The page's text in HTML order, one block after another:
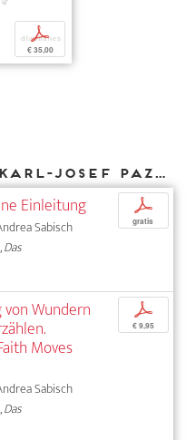
p
€ 35,00
Weitere Texte von Karl-Josef Pazzini bei DIAPHANES
Einleitung
Sabisch
Das
p
gratis
Wundern
Moves
Sabisch
Das
p
€ 9,95